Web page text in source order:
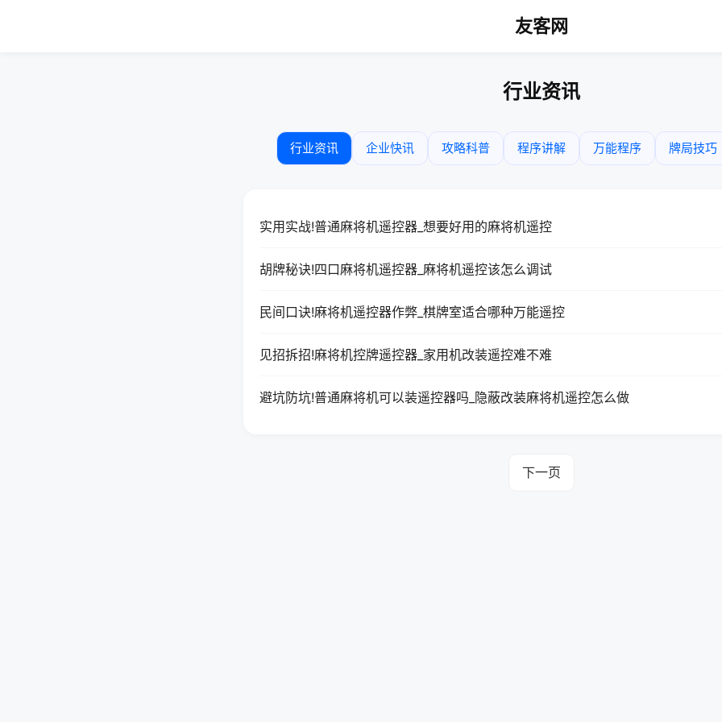
友客网
行业资讯
行业资讯 企业快讯 攻略科普 程序讲解 万能程序 牌局技巧
实用实战!普通麻将机遥控器_想要好用的麻将机遥控
胡牌秘诀!四口麻将机遥控器_麻将机遥控该怎么调试
民间口诀!麻将机遥控器作弊_棋牌室适合哪种万能遥控
见招拆招!麻将机控牌遥控器_家用机改装遥控难不难
避坑防坑!普通麻将机可以装遥控器吗_隐蔽改装麻将机遥控怎么做
下一页